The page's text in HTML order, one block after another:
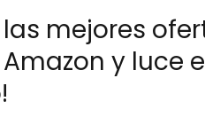
mejores
y luce